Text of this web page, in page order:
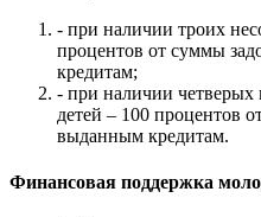
- при наличии троих
процентов от суммы
кредитам;
- при наличии четверых
детей – 100 процентов
выданным кредитам.
Финансовая поддержка